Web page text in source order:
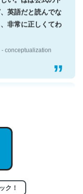
英語だと読んでな
非常に正しくてわ
conceptualization
entry/2023/03/27
conceptualization
ク！